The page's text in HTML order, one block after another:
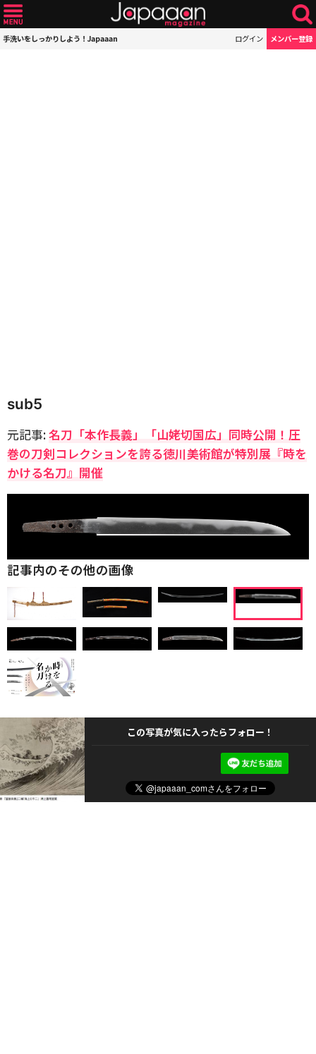
手洗いをしっかりしよう！Japaaan ログイン メンバー登録
sub5
元記事:名刀「本作長義」「山姥切国広」同時公開！圧
巻の刀剣コレクションを誇る徳川美術館が特別展『時を
かける名刀』開催
記事内のその他の画像
この写真が気に入ったらフォロー！